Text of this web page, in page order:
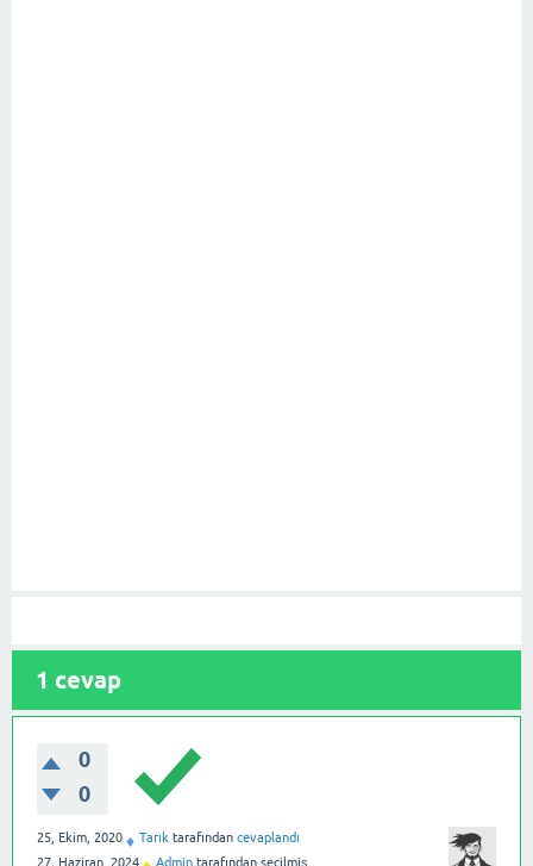
1 cevap
0
0
25, Ekim, 2020 ♦ Tarık tarafından cevaplandı
27, Haziran, 2024
Admin tarafından seçilmiş